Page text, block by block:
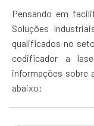
Pensando em
Soluções
qualificados no
codificador a
informações sobre
abaixo: